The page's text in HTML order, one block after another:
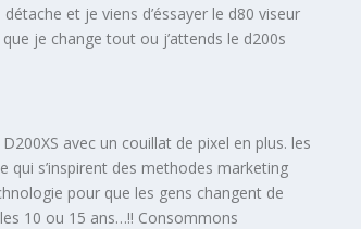
et je viens d’éssayer le d80 viseur
je change tout ou j’attends le d200s
avec un couillat de pixel en plus. les
qui s’inspirent des methodes marketing
pour que les gens changent de
10 ou 15 ans…!! Consommons